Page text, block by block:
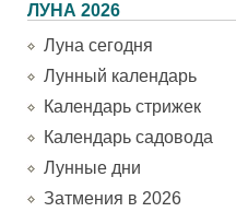
ЛУНА 2026
Луна сегодня
Лунный календарь
Календарь стрижек
Календарь садовода
Лунные дни
Затмения в 2026